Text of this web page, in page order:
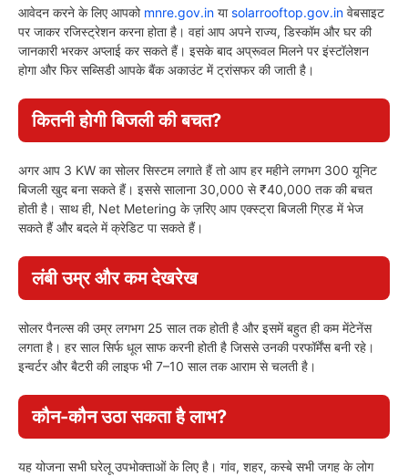
आवेदन करने के लिए आपको mnre.gov.in याsolarrooftop.gov.in वेबसाइट
पर जाकर रजिस्ट्रेशन करना होता है। वहां आप अपने राज्य, डिस्कॉम और घर की
जानकारी भरकर अप्लाई कर सकते हैं। इसके बाद अप्रूवल मिलने पर इंस्टॉलेशन
होगा और फिर सब्सिडी आपके बैंक अकाउंट में ट्रांसफर की जाती है।
कितनी होगी बिजली की बचत?
अगर आप 3 KW का सोलर सिस्टम लगाते हैं तो आप हर महीने लगभग 300 यूनिट
बिजली खुद बना सकते हैं। इससे सालाना 30,000 से ₹40,000 तक की बचत
होती है। साथ ही, Net Metering के ज़रिए आप एक्स्ट्रा बिजली ग्रिड में भेज
सकते हैं और बदले में क्रेडिट पा सकते हैं।
लंबी उम्र और कम देखरेख
सोलर पैनल्स की उम्र लगभग 25 साल तक होती है और इसमें बहुत ही कम मेंटेनेंस
लगता है। हर साल सिर्फ धूल साफ करनी होती है जिससे उनकी परफॉर्मेंस बनी रहे।
इन्वर्टर और बैटरी की लाइफ भी 7–10 साल तक आराम से चलती है।
कौन-कौन उठा सकता है लाभ?
यह योजना सभी घरेलू उपभोक्ताओं के लिए है। गांव, शहर, कस्बे सभी जगह के लोग